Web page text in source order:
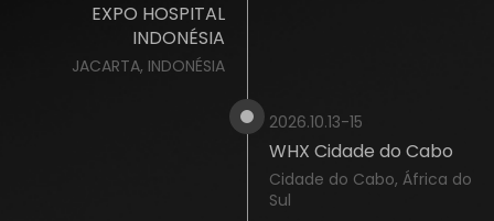
EXPO HOSPITAL
INDONÉSIA
JACARTA, INDONÉSIA
2026.10.13-15
WHX Cidade do Cabo
Cidade do Cabo, África do
Sul